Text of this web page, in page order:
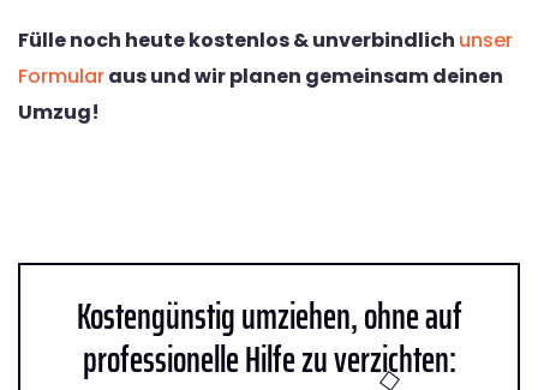
Fülle noch heute kostenlos & unverbindlich unser
Formularaus und wir planen gemeinsam deinen
Umzug!
Kostengünstig umziehen, ohne auf
professionelle Hilfe zu verzichten: